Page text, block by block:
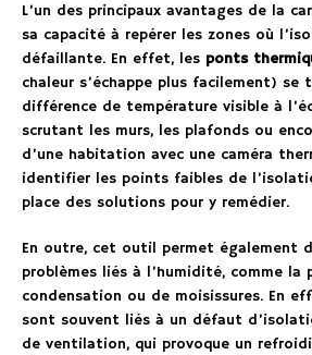
L’un des principaux avantages de la
sa capacité à repérer les zones où
défaillante. En effet, les ponts
chaleur s’échappe plus facilement) se
différence de température visible à
scrutant les murs, les plafonds ou
d’une habitation avec une caméra
identifier les points faibles de
place des solutions pour y remédier.
En outre, cet outil permet également
problèmes liés à l’humidité, comme la
condensation ou de moisissures. En
sont souvent liés à un défaut
de ventilation, qui provoque un